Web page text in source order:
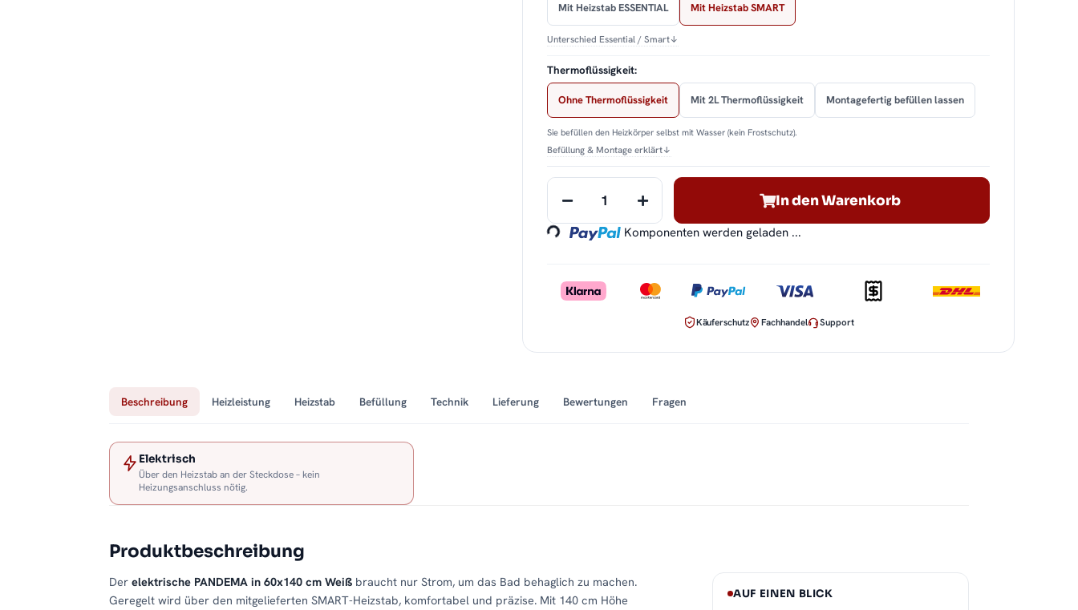
Mit Heizstab ESSENTIAL Mit Heizstab SMART
Unterschied Essential / Smart↓
Thermoflüssigkeit:
Ohne Thermoflüssigkeit Mit 2L Thermoflüssigkeit Montagefertig befüllen lassen
Sie befüllen den Heizkörper selbst mit Wasser (kein Frostschutz).
Befüllung & Montage erklärt↓
In den Warenkorb
Loading... Komponenten werden geladen ...
Käuferschutz Fachhandel Support
Beschreibung Heizleistung Heizstab Befüllung Technik Lieferung Bewertungen Fragen
Elektrisch
Über den Heizstab an der Steckdose – kein
Heizungsanschluss nötig.
Produktbeschreibung
Der elektrische PANDEMA in 60x140 cm Weiß braucht nur Strom, um das Bad behaglich zu machen.
Geregelt wird über den mitgelieferten SMART-Heizstab, komfortabel und präzise. Mit 140 cm Höhe
AUF EINEN BLICK